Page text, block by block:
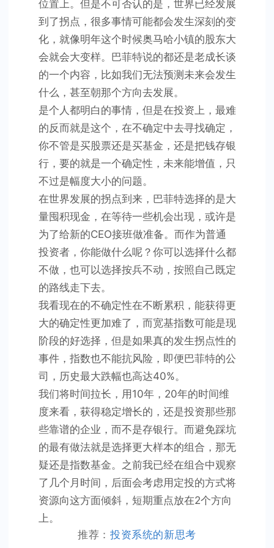
位置上。但是不可否认的是，世界已经发展
到了拐点，很多事情可能都会发生深刻的变
化，就像明年这个时候奥马哈小镇的股东大
会就会大变样。巴菲特说的都还是老成长谈
的一个内容，比如我们无法预测未来会发生
什么，甚至朝那个方向去发展。
是个人都明白的事情，但是在投资上，最难
的反而就是这个，在不确定中去寻找确定，
你不管是买股票还是买基金，还是把钱存银
行，要的就是一个确定性，未来能增值，只
不过是幅度大小的问题。
在世界发展的拐点到来，巴菲特选择的是大
量囤积现金，在等待一些机会出现，或许是
为了给新的CEO接班做准备。而作为普通
投资者，你能做什么呢？你可以选择什么都
不做，也可以选择按兵不动，按照自己既定
的路线走下去。
我看现在的不确定性在不断累积，能获得更
大的确定性更加难了，而宽基指数可能是现
阶段的好选择，但是如果真的发生拐点性的
事件，指数也不能抗风险，即便巴菲特的公
司，历史最大跌幅也高达40%。
我们将时间拉长，用10年，20年的时间维
度来看，获得稳定增长的，还是投资那些那
些靠谱的企业，而不是存银行。而避免踩坑
的最有做法就是选择更大样本的组合，那无
疑还是指数基金。之前我已经在组合中观察
了几个月时间，后面会考虑用定投的方式将
资源向这方面倾斜，短期重点放在2个方向
上。
推荐：投资系统的新思考